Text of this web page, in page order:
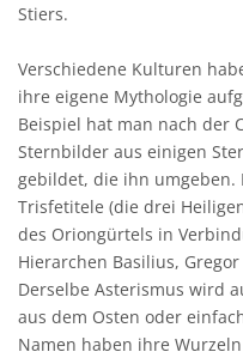
Stiers.
Verschiedene Kulturen
ihre eigene Mythologie
Beispiel hat man nach der
Sternbilder aus einigen
gebildet, die ihn
Trisfetitele (die drei
des Oriongürtels in
Hierarchen Basilius,
Derselbe Asterismus wird
aus dem Osten oder
Namen haben ihre